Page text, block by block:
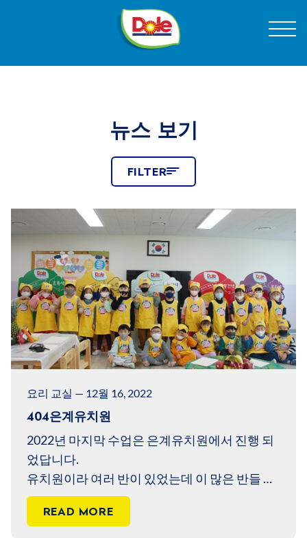
Dole®
Sunshine
코
Menu
DOLE 이야기
블로그
뉴스 보기
RESULTS
FILTER
요리 교실 — 12월 16, 2022
404은계유치원
2022년 마지막 수업은 은계유치원에서 진행 되
었답니다.
유치원이라 여러 반이 있었는데 이 많은 반들 중
꽃잎2반 친구들이 오늘 쿠킹클래스를 하게 되었
어요.READ MORE